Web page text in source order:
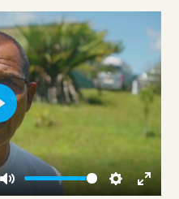
Play